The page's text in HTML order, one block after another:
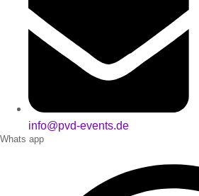
info@pvd-events.de
Whats app